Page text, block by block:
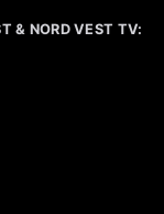
& NORD VEST TV: